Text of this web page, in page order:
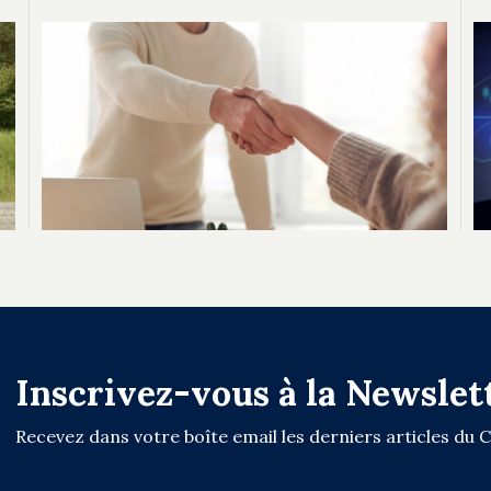
Inscrivez-vous à la
Recevez dans votre boîte email les derniers articles du